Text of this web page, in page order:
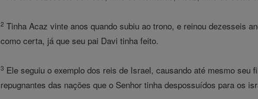
2 Tinha Acaz vinte anos quando subiu ao trono, e reinou dezesseis
como certa, já que seu pai Davi tinha feito.
3 Ele seguiu o exemplo dos reis de Israel, causando até mesmo
repugnantes das nações que o Senhor tinha despossuídos para os